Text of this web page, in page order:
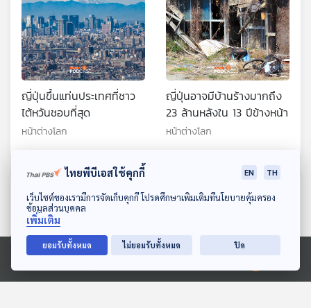
ดาวน์โหลด Thai PBS Podcast Application
Ⓒ 2020 องค์การกระจายเสียงและแพร่ภาพสาธารณะแห่งประเทศไทย
ญี่ปุ่นขึ้นแท่นประเทศที่ชาว
ไต้หวันชอบที่สุด
หน้าต่างโลก
ญี่ปุ่นอาจมีบ้านร้างมากถึง
23 ล้านหลังใน 13 ปีข้างหน้า
หน้าต่างโลก
ตอนที่เกี่ยวข้อง
ไทยพีบีเอสใช้คุกกี้ EN TH
เว็บไซต์ของเรามีการจัดเก็บคุกกี้ โปรดศึกษาเพิ่มเติมที่นโยบายคุ้มครอง
ข้อมูลส่วนบุคคล
เพิ่มเติม
ยอมรับทั้งหมด ไม่ยอมรับทั้งหมด ปิด